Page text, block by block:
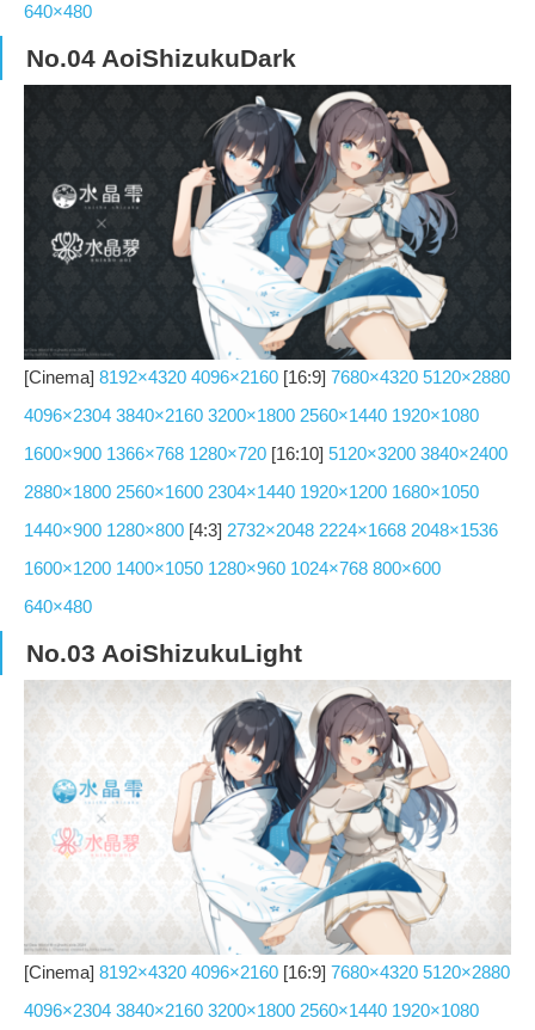
640×480
No.04 AoiShizukuDark
[Cinema] 8192×4320 4096×2160 [16:9] 7680×4320 5120×2880
4096×2304 3840×2160 3200×1800 2560×1440 1920×1080
1600×900 1366×768 1280×720 [16:10] 5120×3200 3840×2400
2880×1800 2560×1600 2304×1440 1920×1200 1680×1050
1440×900 1280×800 [4:3] 2732×2048 2224×1668 2048×1536
1600×1200 1400×1050 1280×960 1024×768 800×600
640×480
No.03 AoiShizukuLight
[Cinema] 8192×4320 4096×2160 [16:9] 7680×4320 5120×2880
4096×2304 3840×2160 3200×1800 2560×1440 1920×1080